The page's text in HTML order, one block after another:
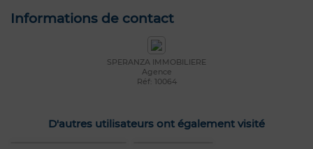
Informations de contact
SPERANZA IMMOBILIERE
Agence
Réf: 10064
D'autres utilisateurs ont également visité